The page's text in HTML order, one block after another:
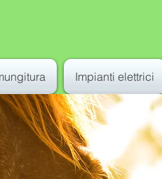
Impianti elettrici